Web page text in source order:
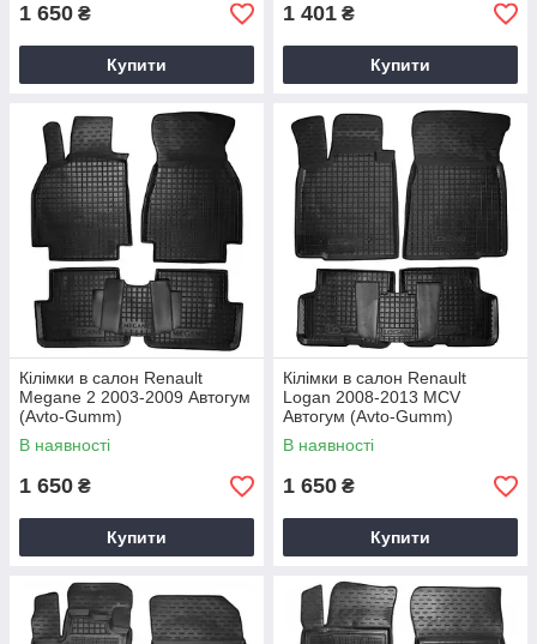
1 650 ₴
Купити
1 401 ₴
Купити
Кілімки в салон Renault
Megane 2 2003-2009 Автогум
(Avto-Gumm)
В наявності
1 650 ₴
Купити
Кілімки в салон Renault
Logan 2008-2013 MCV
Автогум (Avto-Gumm)
В наявності
1 650 ₴
Купити